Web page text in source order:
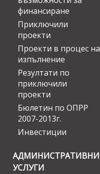
финансиране
Приключили
проекти
Проекти в процес на
изпълнение
Резултати по
приключили
проекти
Бюлетин по ОПРР
2007-2013г.
Инвестиции
АДМИНИСТРАТИВНИ
УСЛУГИ